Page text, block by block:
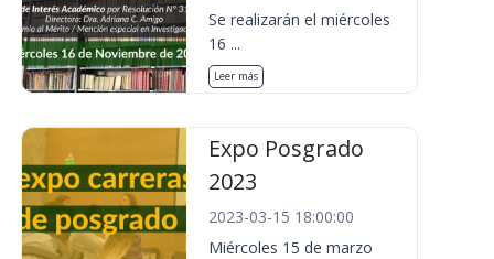
Se realizarán el miércoles
16 ...
Leer más
Expo Posgrado
2023
2023-03-15 18:00:00
Miércoles 15 de marzo